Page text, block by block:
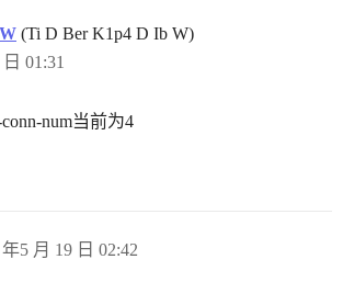
(Ti D Ber K1p4 D Ib W)
01:31
num当前为4
年5 月 19 日 02:42